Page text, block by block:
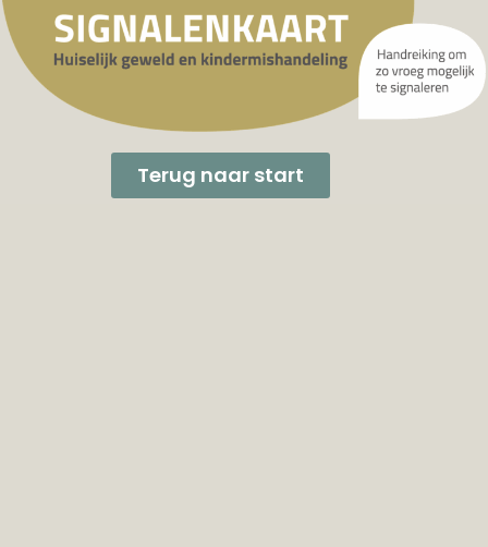
Terug naar start